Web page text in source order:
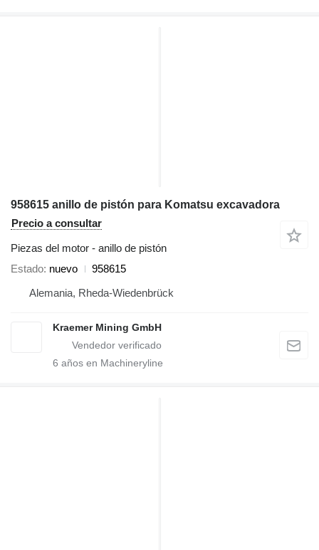
958615 anillo de pistón para Komatsu excavadora
Precio a consultar
Piezas del motor - anillo de pistón
Estado nuevo
958615
Alemania, Rheda-Wiedenbrück
Kraemer Mining GmbH
6 años en Machineryline